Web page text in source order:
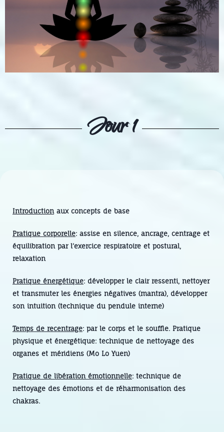
Jour 1
Introduction aux concepts de base
Pratique corporelle: assise en silence, ancrage, centrage et
équilibration par l’exercice respiratoire et postural,
relaxation
Pratique énergétique: développer le clair ressenti, nettoyer
et transmuter les énergies négatives (mantra), développer
son intuition (technique du pendule interne)
Temps de recentrage: par le corps et le souffle. Pratique
physique et énergétique: technique de nettoyage des
organes et méridiens (Mo Lo Yuen)
Pratique de libération émotionnelle: technique de
nettoyage des émotions et de réharmonisation des
chakras.